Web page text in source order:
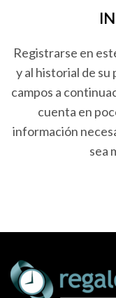
Registrarse en
y al historial de
campos a
cuenta en
información
sea